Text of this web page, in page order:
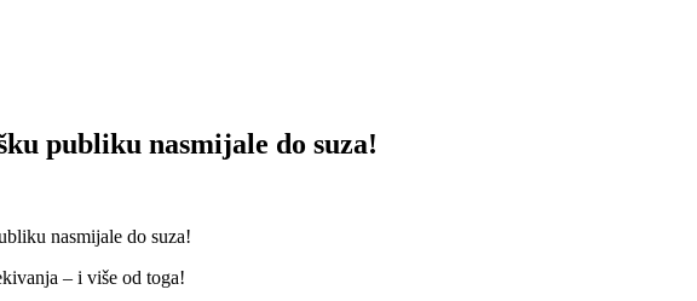
publiku nasmijale do suza!
– i više od toga!